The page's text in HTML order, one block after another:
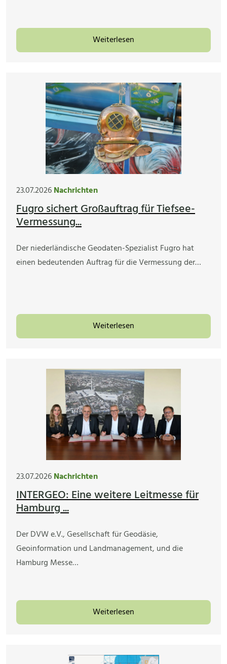
Weiterlesen
23.07.2026Nachrichten
Fugro sichert Großauftrag für Tiefsee-
Vermessung...
Der niederländische Geodaten-Spezialist Fugro hat
einen bedeutenden Auftrag für die Vermessung der…
Weiterlesen
23.07.2026Nachrichten
INTERGEO: Eine weitere Leitmesse für
Hamburg ...
Der DVW e.V., Gesellschaft für Geodäsie,
Geoinformation und Landmanagement, und die
Hamburg Messe…
Weiterlesen